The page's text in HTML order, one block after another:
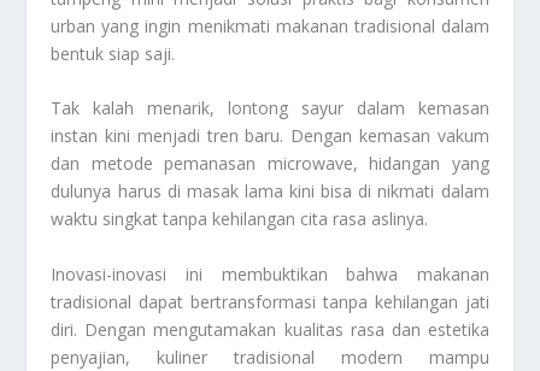
urban yang ingin menikmati makanan tradisional dalam
bentuk siap saji.
Tak kalah menarik, lontong sayur dalam kemasan
instan kini menjadi tren baru. Dengan kemasan vakum
dan metode pemanasan microwave, hidangan yang
dulunya harus di masak lama kini bisa di nikmati dalam
waktu singkat tanpa kehilangan cita rasa aslinya.
Inovasi-inovasi ini membuktikan bahwa makanan
tradisional dapat bertransformasi tanpa kehilangan jati
diri. Dengan mengutamakan kualitas rasa dan estetika
penyajian, kuliner tradisional modern mampu